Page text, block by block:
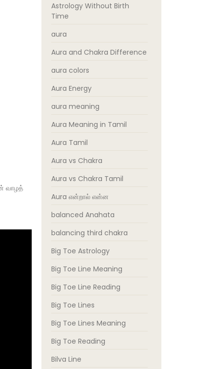
வாழத்
Astrology Without Birth
Time
aura
Aura and Chakra Difference
aura colors
Aura Energy
aura meaning
Aura Meaning in Tamil
Aura Tamil
Aura vs Chakra
Aura vs Chakra Tamil
Aura என்றால் என்ன
balanced Anahata
balancing third chakra
Big Toe Astrology
Big Toe Line Meaning
Big Toe Line Reading
Big Toe Lines
Big Toe Lines Meaning
Big Toe Reading
Bilva Line